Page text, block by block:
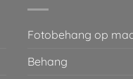
Fotobehang op
Behang